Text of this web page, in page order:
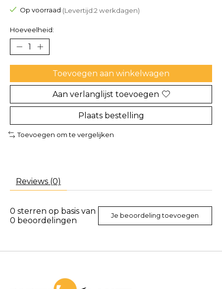
Op voorraad (Levertijd:2 werkdagen)
Hoeveelheid:
Toevoegen aan winkelwagen
Aan verlanglijst toevoegen
Plaats bestelling
Toevoegen om te vergelijken
Reviews (0)
0 sterren op basis van
0 beoordelingen Je beoordeling toevoegen